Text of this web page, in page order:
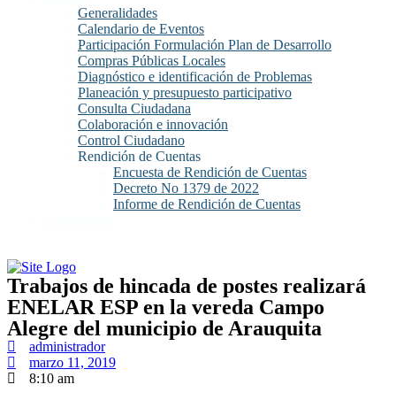
Generalidades
Calendario de Eventos
Participación Formulación Plan de Desarrollo
Compras Públicas Locales
Diagnóstico e identificación de Problemas
Planeación y presupuesto participativo
Consulta Ciudadana
Colaboración e innovación
Control Ciudadano
Rendición de Cuentas
Encuesta de Rendición de Cuentas
Decreto No 1379 de 2022
Informe de Rendición de Cuentas
Trabajos de hincada de postes realizará
ENELAR ESP en la vereda Campo
Alegre del municipio de Arauquita
administrador
marzo 11, 2019
8:10 am